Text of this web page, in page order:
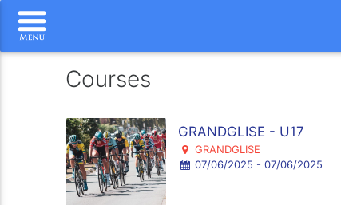
Courses
GRANDGLISE - U17
GRANDGLISE
07/06/2025 - 07/06/2025